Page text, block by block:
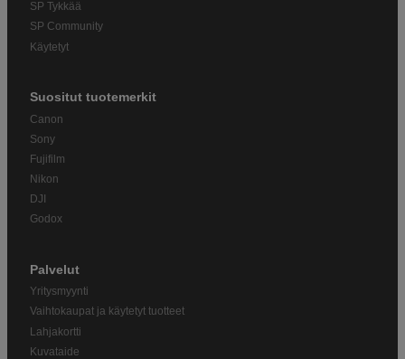
SP Tykkää
SP Community
Käytetyt
Suositut tuotemerkit
Canon
Sony
Fujifilm
Nikon
DJI
Godox
Palvelut
Yritysmyynti
Vaihtokaupat ja käytetyt tuotteet
Lahjakortti
Kuvataide